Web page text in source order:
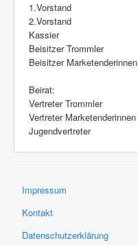
1.Vorstand
2.Vorstand
Kassier
Beisitzer Trommler
Beisitzer Marketenderinnen
Beirat:
Vertreter Trommler
Vertreter Marketenderinnen
Jugendvertreter
Impressum
Kontakt
Datenschutzerklärung